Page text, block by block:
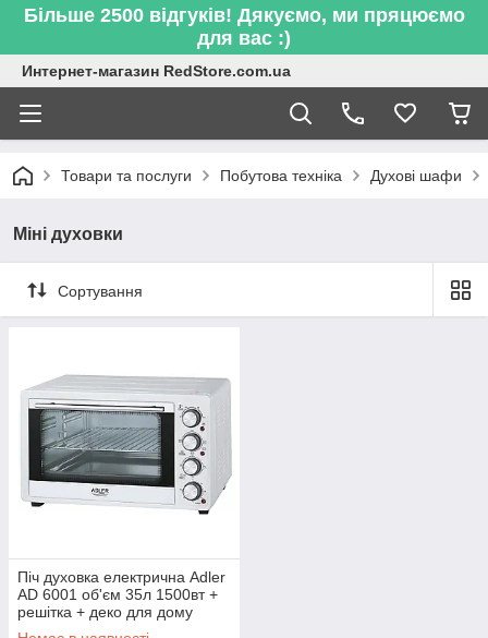
Більше 2500 відгуків! Дякуємо, ми пряцюємо
для вас :)
Интернет-магазин RedStore.com.ua
Товари та послуги Побутова техніка Духові шафи
Міні духовки
Сортування
Піч духовка електрична Adler
AD 6001 об'єм 35л 1500вт +
решітка + деко для дому
R_2204